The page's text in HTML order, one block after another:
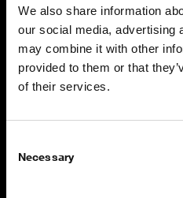
We also share information
our social media, advertising
may combine it with other
provided to them or that
of their services.
Selection
Necessary